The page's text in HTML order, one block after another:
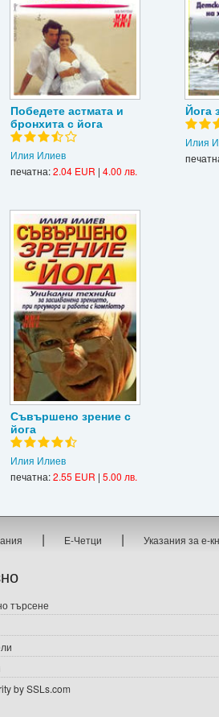
Победете астмата и
бронхита с йога
Илия Илиев
печатна:2.04 EUR | 4.00 лв.
Йога
Илия
Съвършено зрение с
йога
Илия Илиев
печатна:2.55 EUR | 5.00 лв.
| Е-Четци | Указания за е-
търсене
by SSLs.com